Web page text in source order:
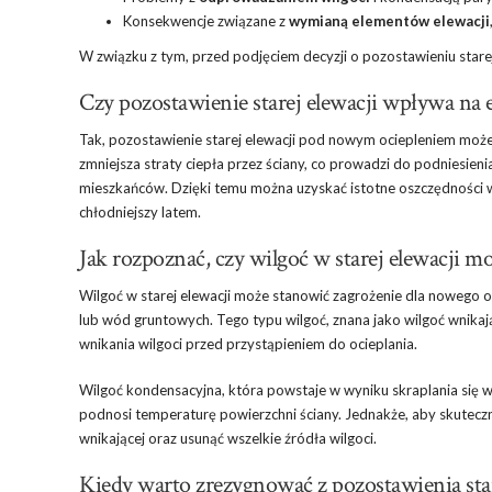
Konsekwencje związane zwymianą elementów elewacji
W związku z tym, przed podjęciem decyzji o pozostawieniu
Czy pozostawienie starej elewacji wpływa
Tak, pozostawienie starej elewacji pod nowym ociepleniem
zmniejsza straty ciepła przez ściany, co prowadzi do
mieszkańców. Dzięki temu można uzyskać istotne
chłodniejszy latem.
Jak rozpoznać, czy wilgoć w starej elewacji
Wilgoć w starej elewacji może stanowić zagrożenie dla
lub wód gruntowych. Tego typu wilgoć, znana jako wilgoć
wnikania wilgoci przed przystąpieniem do ocieplania.
Wilgoć kondensacyjna, która powstaje w wyniku skraplania się
podnosi temperaturę powierzchni ściany. Jednakże, aby
wnikającej oraz usunąć wszelkie źródła wilgoci.
Kiedy warto zrezygnować z pozostawienia